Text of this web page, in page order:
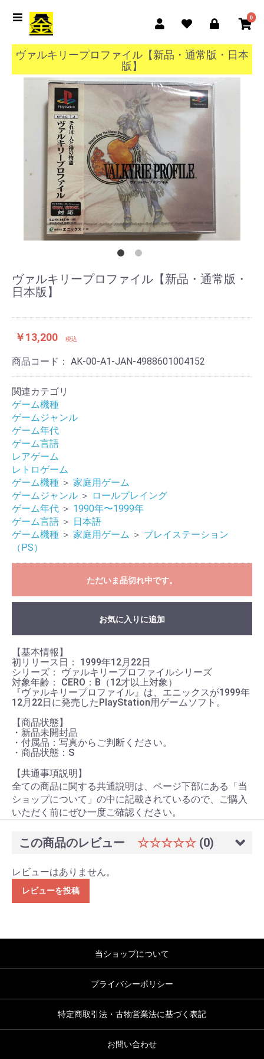
0
ヴァルキリープロファイル【新品・通常版・日本
版】
ヴァルキリープロファイル【新品・通常版・
日本版】
￥13,200 税込
商品コード： AK-00-A1-JAN-4988601004152
関連カテゴリ
ゲーム機種
ゲームジャンル
ゲーム年代
ゲーム言語
レアゲーム
レトロゲーム
ゲーム機種 ＞ 家庭用ゲーム
ゲームジャンル ＞ ロールプレイング
ゲーム年代 ＞ 1990年〜1999年
ゲーム言語 ＞ 日本語
ゲーム機種 ＞ 家庭用ゲーム ＞ プレイステーション
（PS）
ただいま品切れ中です。
お気に入りに追加
【基本情報】
初リリース日： 1999年12月22日
シリーズ： ヴァルキリープロファイルシリーズ
対象年齢： CERO：B（12才以上対象）
『ヴァルキリープロファイル』は、エニックスが1999年
12月22日に発売したPlayStation用ゲームソフト。
【商品状態】
・新品未開封品
・付属品：写真からご判断ください。
・商品状態：S
【共通事項説明】
全ての商品に関する共通説明は、ページ下部にある「当
ショップについて」の中に記載されているので、ご購入
いただく前にぜひ一度ご確認ください。
この商品のレビュー ☆☆☆☆☆ (0)
レビューはありません。
レビューを投稿
当ショップについて
プライバシーポリシー
特定商取引法・古物営業法に基づく表記
お問い合わせ